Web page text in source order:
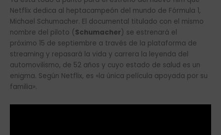
Netflix dedica al heptacampeón del mundo de Fórmula 1,
Michael Schumacher. El documental titulado con el mismo
nombre del piloto ( Schumacher ) se estrenará el
próximo 15 de septiembre a través de la plataforma de
streaming y repasará la vida y carrera la leyenda del
automovilismo, de 52 años y cuyo estado de salud es un
enigma. Según Netflix, es «la única película apoyada por su
familia».